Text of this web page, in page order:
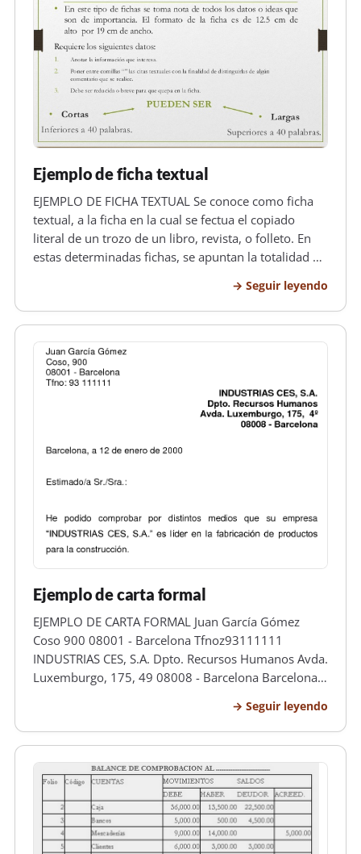
Ejemplo de ficha textual
EJEMPLO DE FICHA TEXTUAL Se conoce como ficha
textual, a la ficha en la cual se fectua el copiado
literal de un trozo de un libro, revista, o folleto. En
estas determinadas fichas, se apuntan la totalidad de
importancia . Las diemnsiones de la ficha son de
12.5 cm de a…
Seguir leyendo
Ejemplo de carta formal
EJEMPLO DE CARTA FORMAL Juan García Gómez
Coso 900 08001 - Barcelona Tfnoz93111111
INDUSTRIAS CES, S.A. Dpto. Recursos Humanos Avda.
Luxemburgo, 175, 49 08008 - Barcelona Barcelona,
comprobar por distintos medios que su empresa
“INDUSTRIAS CES, S.A." es líder en la fa…
Seguir leyendo